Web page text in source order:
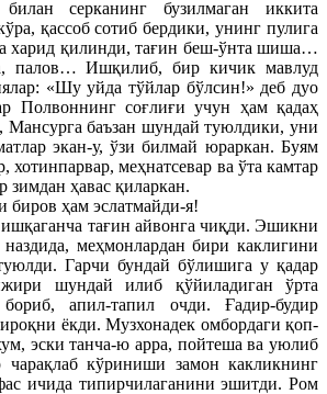
серканинг бузилмаган иккита
қассоб сотиб бердики, унинг пулига
харид қилинди, тағин беш-ўнта шиша…
палов… Ишқилиб, бир кичик мавлуд
«Шу уйда тўйлар бўлсин!» деб дуо
Полвоннинг соғлиғи учун ҳам қадаҳ
баъзан шундай туюлдики, уни
экан-у, ўзи билмай юраркан. Буям
хотинпарвар, меҳнатсевар ва ўта камтар
зимдан ҳавас қиларкан.
биров ҳам эслатмайди-я!
тағин айвонга чиқди. Эшикни
наздида, меҳмонлардан бири каклигини
Гарчи бундай бўлишига у қадар
шундай илиб қўйиладиган ўрта
апил-тапил очди. Ғадир-будир
ёкди. Музхонадек омбордаги қоп-
эски танча-ю арра, пойтеша ва уюлиб
чарақлаб кўриниши замон какликнинг
ичида типирчилаганини эшитди. Ром